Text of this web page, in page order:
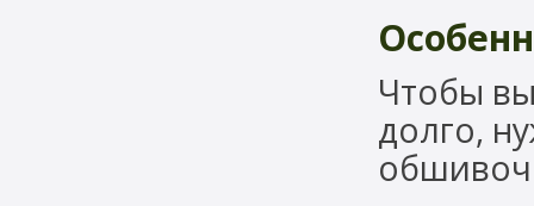
Чтобы
долго,